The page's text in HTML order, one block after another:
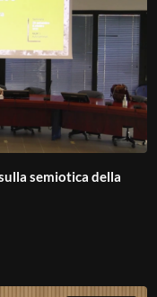
semiotica della